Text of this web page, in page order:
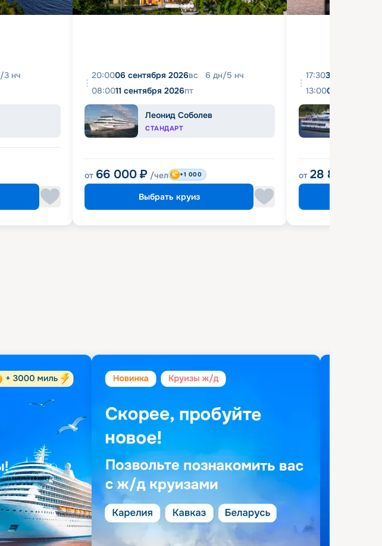
/3 нч
20:0006 сентября 2026вс 6 дн/5 нч
08:0011 сентября 2026пт
Леонид Соболев
СТАНДАРТ
от 66 000 ₽ /чел +1 000
Выбрать круиз
17:3031 августа
13:0004 сентября
от 28 800